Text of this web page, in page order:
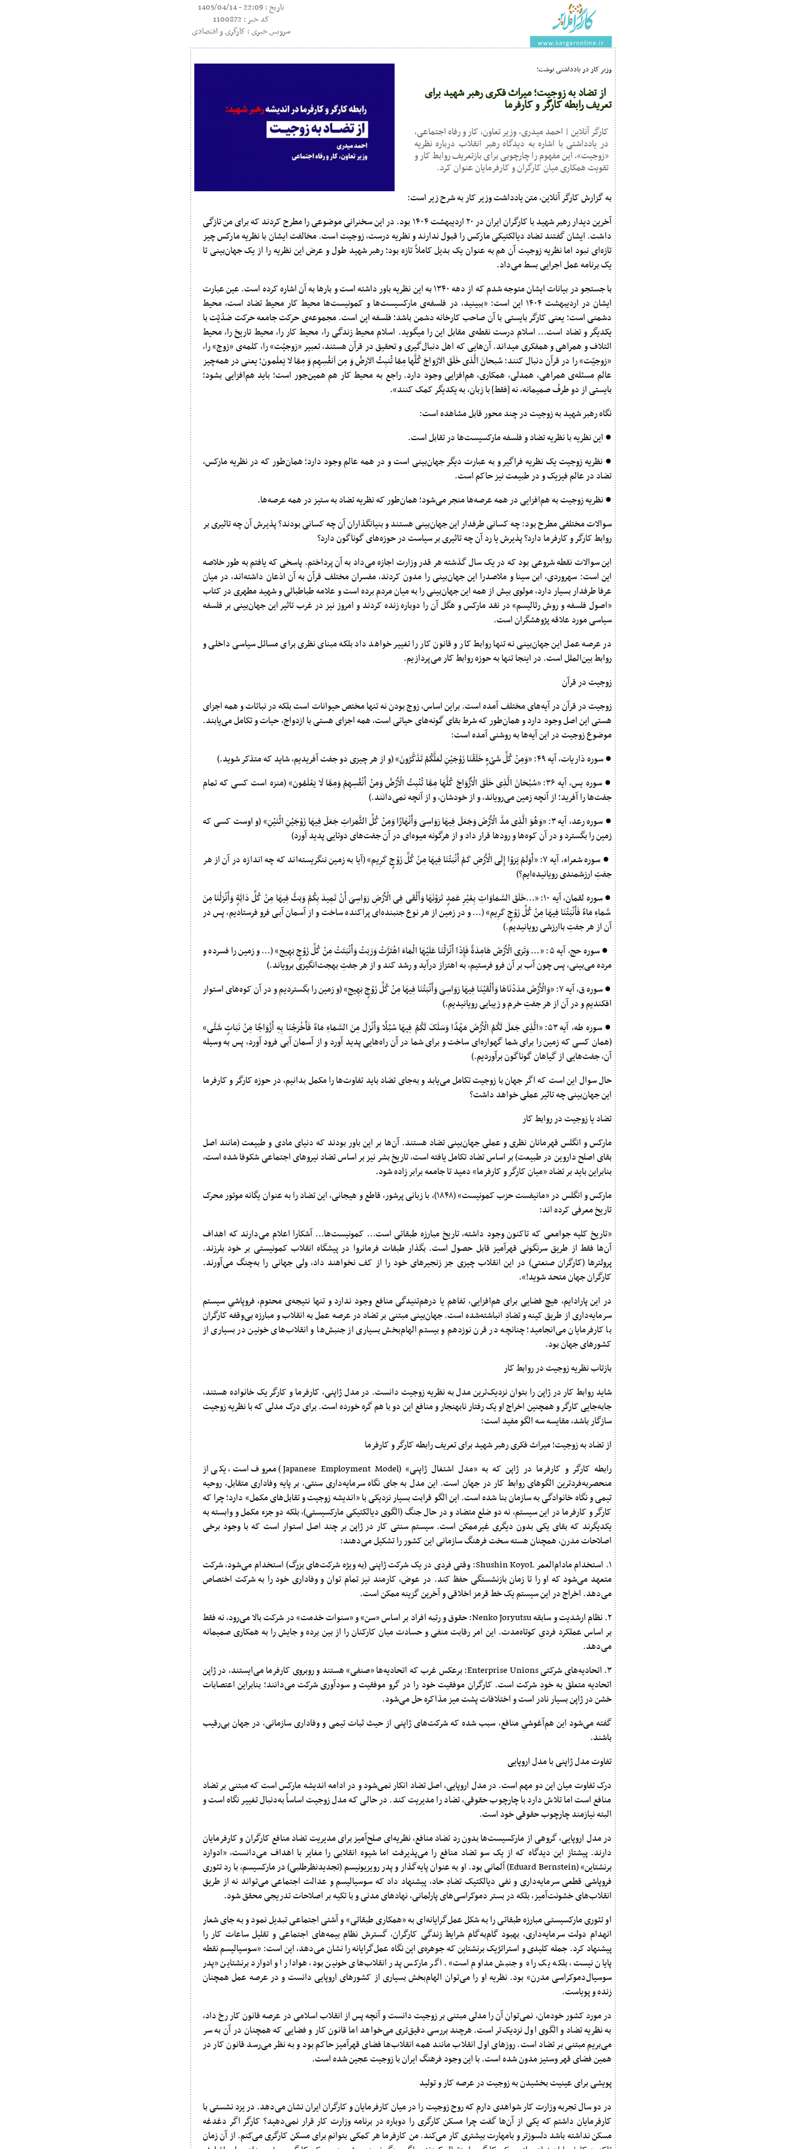
تاریخ : 22:09 - 1405/04/14
کد خبر : 1100872
سرویس خبری : کارگری و اقتصادی
وزیر کار در یادداشتی نوشت؛
از تضاد به زوجیت؛ میراث فکری رهبر شهید برای
تعریف رابطه کارگر و کارفرما
کارگر آنلاین | احمد میدری، وزیر تعاون، کار و رفاه اجتماعی،
در یادداشتی با اشاره به دیدگاه رهبر انقلاب درباره نظریه
«زوجیت»، این مفهوم را چارچوبی برای بازتعریف روابط کار و
تقویت همکاری میان کارگران و کارفرمایان عنوان کرد.
به گزارش کارگر آنلاین، متن یادداشت وزیر کار به شرح زیر است:
آخرین دیدار رهبر شهید با کارگران ایران در ۲۰ اردیبهشت ۱۴۰۴ بود. در این سخنرانی موضوعی را مطرح کردند که برای من تازگی
داشت. ایشان گفتند تضاد دیالکتیکی مارکس را قبول ندارند و نظریه درست، زوجیت است. مخالفت ایشان با نظریه مارکس چیز
تازه‌ای نبود اما نظریه زوجیت آن هم به عنوان یک بدیل کاملاً تازه بود؛ رهبر شهید طول و عرض این نظریه را از یک جهان‌بینی تا
یک برنامه عمل اجرایی بسط می‌داد.
با جستجو در بیانات ایشان متوجه شدم که از دهه ۱۳۴۰ به این نظریه باور داشته است و بارها به آن اشاره کرده است. عین عبارت
ایشان در اردیبهشت ۱۴۰۴ این است: «ببینید، در فلسفه‌ی مارکسیست‌ها و کمونیست‌ها محیط کار محیط تضاد است، محیط
دشمنی است؛ یعنی کارگر بایستی با آن صاحب کارخانه دشمن باشد؛ فلسفه این است. مجموعه‌ی حرکت جامعه حرکت ضدّیّت با
یکدیگر و تضاد است… اسلام درست نقطه‌ی مقابل این را میگوید. اسلام محیط زندگی را، محیط کار را، محیط تاریخ را، محیط
ائتلاف و همراهی و همفکری میداند. آن‌هایی که اهل دنبال‌گیری و تحقیق در قرآن هستند، تعبیر «زوجیّت» را، کلمه‌ی «زوج» را،
«زوجیّت» را در قرآن دنبال کنند: سُبحانَ الَّذی خَلَقَ الاَزواجَ کُلَّها مِمّا تُنبِتُ الاَرضُ وَ مِن اَنفُسِهِم وَ مِمّا لا یَعلَمون؛ یعنی در همه‌چیز
عالم مسئله‌ی همراهی، همدلی، همکاری، هم‌افزایی وجود دارد. راجع به محیط کار هم همین‌جور است؛ باید هم‌افزایی بشود؛
بایستی از دو طرفْ صمیمانه، نه [فقط] با زبان، به یکدیگر کمک کنند».
نگاه رهبر شهید به زوجیت در چند محور قابل مشاهده است:
● این نظریه با نظریه تضاد و فلسفه مارکسیست‌ها در تقابل است.
● نظریه زوجیت یک نظریه فراگیر و به عبارت دیگر جهان‌بینی است و در همه عالم وجود دارد؛ همان‌طور که در نظریه مارکس،
تضاد در عالم فیزیک و در طبیعت نیز حاکم است.
● نظریه زوجیت به هم‌افزایی در همه عرصه‌ها منجر می‌شود؛ همان‌طور که نظریه تضاد به ستیز در همه عرصه‌ها.
سوالات مختلفی مطرح بود: چه کسانی طرفدار این جهان‌بینی هستند و بنیانگذاران آن چه کسانی بودند؟ پذیرش آن چه تاثیری بر
روابط کارگر و کارفرما دارد؟ پذیرش یا رد آن چه تاثیری بر سیاست در حوزه‌های گوناگون دارد؟
این سوالات نقطه شروعی بود که در یک سال گذشته هر قدر وزارت اجازه می‌داد به آن پرداختم. پاسخی که یافتم به طور خلاصه
این است: سهروردی، ابن سینا و ملاصدرا این جهان‌بینی را مدون کردند، مفسران مختلف قرآن به آن اذعان داشته‌اند، در میان
عرفا طرفدار بسیار دارد، مولوی بیش از همه این جهان‌بینی را به میان مردم برده است و علامه طباطبائی و شهید مطهری در کتاب
«اصول فلسفه و روش رئالیسم» در نقد مارکس و هگل آن را دوباره زنده کردند و امروز نیز در غرب تاثیر این جهان‌بینی بر فلسفه
سیاسی مورد علاقه پژوهشگران است.
در عرصه عمل این جهان‌بینی نه تنها روابط کار و قانون کار را تغییر خواهد داد بلکه مبنای نظری برای مسائل سیاسی داخلی و
روابط بین‌الملل است. در اینجا تنها به حوزه روابط کار می‌پردازیم.
زوجیت در قرآن
زوجیت در قرآن در آیه‌های مختلف آمده است. براین اساس، زوج بودن نه تنها مختص حیوانات است بلکه در نباتات و همه اجزای
هستی این اصل وجود دارد و همان‌طور که شرط بقای گونه‌های حیاتی است، همه اجزای هستی با ازدواج، حیات و تکامل می‌یابند.
موضوع زوجیت در این آیه‌ها به روشنی آمده است:
● سوره ذاریات، آیه ۴۹: «وَمِنْ کُلِّ شَیْءٍ خَلَقْنَا زَوْجَیْنِ لَعَلَّکُمْ تَذَکَّرُونَ» (و از هر چیزی دو جفت آفریدیم، شاید که متذکر شوید.)
● سوره یس، آیه ۳۶: «سُبْحَانَ الَّذِی خَلَقَ الْأَزْوَاجَ کُلَّهَا مِمَّا تُنْبِتُ الْأَرْضُ وَمِنْ أَنْفُسِهِمْ وَمِمَّا لَا یَعْلَمُون» (منزه است کسی که تمام
جفت‌ها را آفرید؛ از آنچه زمین می‌رویاند، و از خودشان، و از آنچه نمی‌دانند.)
● سوره رعد، آیه ۳: «وَهُوَ الَّذِی مَدَّ الْأَرْضَ وَجَعَلَ فِیهَا رَوَاسِیَ وَأَنْهَارًا وَمِنْ کُلِّ الثَّمَرَاتِ جَعَلَ فِیهَا زَوْجَیْنِ اثْنَیْنِ» (و اوست کسی که
زمین را بگسترد و در آن کوه‌ها و رودها قرار داد و از هرگونه میوه‌ای در آن جفت‌های دوتایی پدید آورد)
● سوره شعراء، آیه ۷: «أَوَلَمْ یَرَوْا إِلَی الْأَرْضِ کَمْ أَنْبَتْنَا فِیهَا مِنْ کُلِّ زَوْجٍ کَرِیم» (آیا به زمین ننگریسته‌اند که چه اندازه در آن از هر
جفتِ ارزشمندی رویانیده‌ایم؟)
● سوره لقمان، آیه ۱۰: «…خَلَقَ السَّمَاوَاتِ بِغَیْرِ عَمَدٍ تَرَوْنَهَا وَأَلْقَی فِی الْأَرْضِ رَوَاسِیَ أَنْ تَمِیدَ بِکُمْ وَبَثَّ فِیهَا مِنْ کُلِّ دَابَّةٍ وَأَنْزَلْنَا مِنَ
سَّمَاءِ مَاءً فَأَنْبَتْنَا فِیهَا مِنْ کُلِّ زَوْجٍ کَرِیم» (… و در زمین از هر نوع جنبنده‌ای پراکنده ساخت و از آسمان آبی فرو فرستادیم، پس در
آن از هر جفتِ باارزشی رویانیدیم.)
● سوره حج، آیه ۵: «… وَتَرَی الْأَرْضَ هَامِدَةً فَإِذَا أَنْزَلْنَا عَلَیْهَا الْمَاءَ اهْتَزَّتْ وَرَبَتْ وَأَنْبَتَتْ مِنْ کُلِّ زَوْجٍ بَهِیج» (… و زمین را فسرده و
مرده می‌بینی، پس چون آب بر آن فرو فرستیم، به اهتزاز درآید و رشد کند و از هر جفتِ بهجت‌انگیزی برویاند.)
● سوره ق، آیه ۷: «وَالْأَرْضَ مَدَدْنَاهَا وَأَلْقَیْنَا فِیهَا رَوَاسِیَ وَأَنْبَتْنَا فِیهَا مِنْ کُلِّ زَوْجٍ بَهِیج» (و زمین را بگستردیم و در آن کوه‌های استوار
افکندیم و در آن از هر جفتِ خرم و زیبایی رویانیدیم.)
● سوره طه، آیه ۵۳: «الَّذِی جَعَلَ لَکُمُ الْأَرْضَ مَهْدًا وَسَلَکَ لَکُمْ فِیهَا سُبُلًا وَأَنْزَلَ مِنَ السَّمَاءِ مَاءً فَأَخْرَجْنَا بِهِ أَزْوَاجًا مِنْ نَبَاتٍ شَتَّی»
(همان کسی که زمین را برای شما گهواره‌ای ساخت و برای شما در آن راه‌هایی پدید آورد و از آسمان آبی فرود آورد، پس به وسیله
آن، جفت‌هایی از گیاهان گوناگون برآوردیم.)
حال سوال این است که اگر جهان با زوجیت تکامل می‌یابد و به‌جای تضاد باید تفاوت‌ها را مکمل بدانیم، در حوزه کارگر و کارفرما
این جهان‌بینی چه تاثیر عملی خواهد داشت؟
تضاد یا زوجیت در روابط کار
مارکس و انگلس قهرمانان نظری و عملی جهان‌بینی تضاد هستند. آن‌ها بر این باور بودند که دنیای مادی و طبیعت (مانند اصل
بقای اصلح داروین در طبیعت) بر اساس تضاد تکامل یافته است، تاریخ بشر نیز بر اساس تضاد نیروهای اجتماعی شکوفا شده است،
بنابراین باید بر تضاد «میان کارگر و کارفرما» دمید تا جامعه برابر زاده شود.
مارکس و انگلس در «مانیفست حزب کمونیست» (۱۸۴۸)، با زبانی پرشور، قاطع و هیجانی، این تضاد را به عنوان یگانه موتور محرک
تاریخ معرفی کرده اند:
«تاریخ کلیه جوامعی که تاکنون وجود داشته، تاریخ مبارزه طبقاتی است… کمونیست‌ها… آشکارا اعلام می‌دارند که اهداف
آن‌ها فقط از طریق سرنگونی قهرآمیز قابل حصول است. بگذار طبقات فرمانروا در پیشگاه انقلاب کمونیستی بر خود بلرزند.
پرولترها (کارگران صنعتی) در این انقلاب چیزی جز زنجیرهای خود را از کف نخواهند داد، ولی جهانی را به‌چنگ می‌آورند.
کارگران جهان متحد شوید!».
در این پارادایم، هیچ فضایی برای هم‌افزایی، تفاهم یا درهم‌تنیدگی منافع وجود ندارد و تنها نتیجه‌ی محتوم، فروپاشیِ سیستم
سرمایه‌داری از طریق کینه و تضادِ انباشته‌شده است. جهان‌بینی مبتنی بر تضاد در عرصه عمل به انقلاب و مبارزه بی‌وقفه کارگران
با کارفرمایان می‌انجامید؛ چنانچه در قرن نوزدهم و بیستم الهام‌بخش بسیاری از جنبش‌ها و انقلاب‌های خونین در بسیاری از
کشورهای جهان بود.
بازتاب نظریه زوجیت در روابط کار
شاید روابط کار در ژاپن را بتوان نزدیک‌ترین مدل به نظریه زوجیت دانست. در مدل ژاپنی، کارفرما و کارگر یک خانواده هستند،
جابه‌جایی کارگر و همچنین اخراج او یک رفتار نابهنجار و منافع این دو با هم گره خورده است. برای درک مدلی که با نظریه زوجیت
سازگار باشد، مقایسه سه الگو مفید است:
از تضاد به زوجیت؛ میراث فکری رهبر شهید برای تعریف رابطه کارگر و کارفرما
رابطه کارگر و کارفرما در ژاپن که به «مدل اشتغال ژاپنی» (Japanese Employment Model) معروف است، یکی از
منحصربه‌فردترین الگوهای روابط کار در جهان است. این مدل به جای نگاه سرمایه‌داری سنتی، بر پایه وفاداری متقابل، روحیه
تیمی و نگاه خانوادگی به سازمان بنا شده است. این الگو قرابت بسیار نزدیکی با «اندیشه زوجیت و تقابل‌های مکمل» دارد؛ چرا که
کارگر و کارفرما در این سیستم، نه دو ضلع متضاد و در حال جنگ (الگوی دیالکتیکی مارکسیستی)، بلکه دو جزء مکمل و وابسته به
یکدیگرند که بقای یکی بدون دیگری غیرممکن است. سیستم سنتی کار در ژاپن بر چند اصل استوار است که با وجود برخی
اصلاحات مدرن، همچنان هسته سخت فرهنگ سازمانی این کشور را تشکیل می‌دهند:
۱. استخدام مادام‌العمر Shushin KoyoL: وقتی فردی در یک شرکت ژاپنی (به ویژه شرکت‌های بزرگ) استخدام می‌شود، شرکت
متعهد می‌شود که او را تا زمان بازنشستگی حفظ کند. در عوض، کارمند نیز تمام توان و وفاداری خود را به شرکت اختصاص
می‌دهد. اخراج در این سیستم یک خط قرمز اخلاقی و آخرین گزینه ممکن است.
۲. نظام ارشدیت و سابقه Nenko Joryutsu: حقوق و رتبه افراد بر اساس «سن» و «سنوات خدمت» در شرکت بالا می‌رود، نه فقط
بر اساس عملکرد فردیِ کوتاه‌مدت. این امر رقابت منفی و حسادت میان کارکنان را از بین برده و جایش را به همکاری صمیمانه
می‌دهد.
۳. اتحادیه‌های شرکتی Enterprise Unions: برعکس غرب که اتحادیه‌ها «صنفی» هستند و روبروی کارفرما می‌ایستند، در ژاپن
اتحادیه متعلق به خودِ شرکت است. کارگران موفقیت خود را در گرو موفقیت و سودآوری شرکت می‌دانند؛ بنابراین اعتصابات
خشن در ژاپن بسیار نادر است و اختلافات پشت میز مذاکره حل می‌شود.
گفته می‌شود این هم‌آغوشیِ منافع، سبب شده که شرکت‌های ژاپنی از حیث ثبات تیمی و وفاداری سازمانی، در جهان بی‌رقیب
باشند.
تفاوت مدل ژاپنی با مدل اروپایی
درک تفاوت میان این دو مهم است. در مدل اروپایی، اصل تضاد انکار نمی‌شود و در ادامه اندیشه مارکس است که مبتنی بر تضاد
منافع است اما تلاش دارد با چارچوب حقوقی، تضاد را مدیریت کند. در حالی که مدل زوجیت اساساً به‌دنبال تغییر نگاه است و
البته نیازمند چارچوب حقوقی خود است.
در مدل اروپایی، گروهی از مارکسیست‌ها بدون رد تضاد منافع، نظریه‌ای صلح‌آمیز برای مدیریت تضاد منافع کارگران و کارفرمایان
دارند. پیشتاز این دیدگاه که از یک سو تضاد منافع را می‌پذیرفت اما شیوه انقلابی را مغایر با اهداف می‌دانست، «ادوارد
برنشتاین» (Eduard Bernstein) آلمانی بود. او به عنوان پایه‌گذار و پدر رویزیونیسم (تجدیدنظرطلبی) در مارکسیسم، با رد تئوری
فروپاشی قطعی سرمایه‌داری و نفی دیالکتیک تضادِ حاد، پیشنهاد داد که سوسیالیسم و عدالت اجتماعی می‌تواند نه از طریق
انقلاب‌های خشونت‌آمیز، بلکه در بستر دموکراسی‌های پارلمانی، نهادهای مدنی و با تکیه بر اصلاحات تدریجی محقق شود.
او تئوری مارکسیستی مبارزه طبقاتی را به شکل عمل‌گرایانه‌ای به «همکاری طبقاتی» و آشتی اجتماعی تبدیل نمود و به جای شعار
انهدام دولت سرمایه‌داری، بهبود گام‌به‌گام شرایط زندگی کارگران، گسترش نظام بیمه‌های اجتماعی و تقلیل ساعات کار را
پیشنهاد کرد. جمله کلیدی و استراتژیک برنشتاین که جوهره‌ی این نگاه عمل‌گرایانه را نشان می‌دهد، این است: «سوسیالیسم نقطه
پایان نیست، بلکه یک راه و جنبش مداوم است». اگر مارکس پدر انقلاب‌های خونین بود، هوادار او ادوارد برنشتاین «پدر
سوسیال‌دموکراسی مدرن» بود. نظریه او را می‌توان الهام‌بخش بسیاری از کشورهای اروپایی دانست و در عرصه عمل همچنان
زنده و پویاست.
در مورد کشور خودمان، نمی‌توان آن را مدلی مبتنی بر زوجیت دانست و آنچه پس از انقلاب اسلامی در عرصه قانون کار رخ داد،
به نظریه تضاد و الگوی اول نزدیک‌تر است. هرچند بررسی دقیق‌تری می‌خواهد اما قانون کار و فضایی که همچنان در آن به سر
می‌بریم مبتنی بر تضاد است. روزهای اول انقلاب مانند همه انقلاب‌ها فضای قهرآمیز حاکم بود و به نظر می‌رسد قانون کار در
همین فضای قهر وستیز مدون شده است. با این وجود فرهنگ ایران با زوجیت عجین شده است.
پویشی برای عینیت بخشیدن به زوجیت در عرصه کار و تولید
در دو سال تجربه وزارت کار شواهدی دارم که روح زوجیت را در میان کارفرمایان و کارگران ایران نشان می‌دهد. در یزد نشستی با
کارفرمایان داشتم که یکی از آن‌ها گفت چرا مسکن کارگری را دوباره در برنامه وزارت کار قرار نمی‌دهید؟ کارگر اگر دغدغه
مسکن نداشته باشد دلسوزتر و بامهارت بیشتری کار می‌کند. من کارفرما هر کمکی بتوانم برای مسکن کارگری می‌کنم. از آن زمان